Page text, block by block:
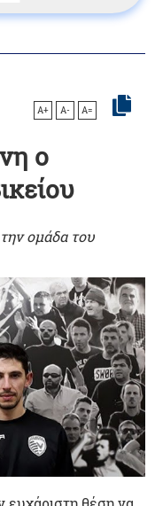
A+ A- A=
ο
ομάδα του